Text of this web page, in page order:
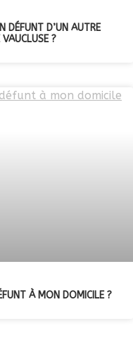
DÉFUNT D’UN AUTRE
?
À MON DOMICILE ?